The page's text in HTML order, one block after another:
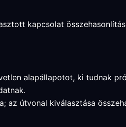
kapcsolat
alapállapotot, ki tudnak
útvonal kiválasztása